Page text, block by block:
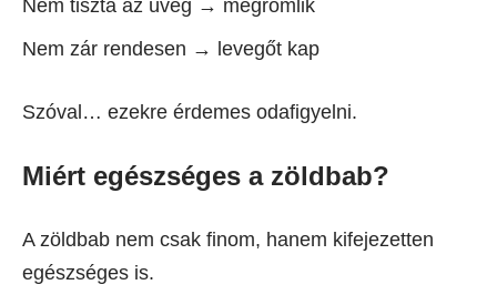
Nem tiszta az üveg → megromlik
Nem zár rendesen → levegőt kap
Szóval… ezekre érdemes odafigyelni.
Miért egészséges a zöldbab?
A zöldbab nem csak finom, hanem kifejezetten
egészséges is.